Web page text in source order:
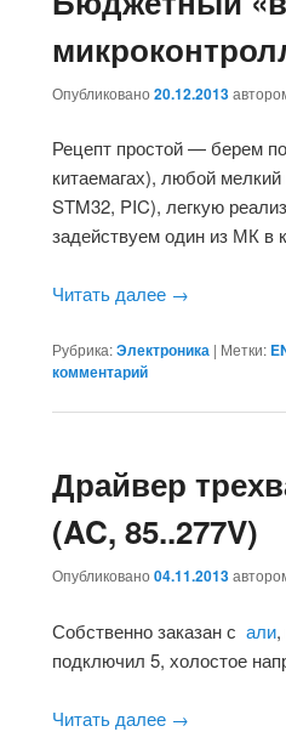
Опубликовано 20.12.2013
Рецепт простой — берем
китаемагах), любой
STM32, PIC), легкую
задействуем один из МК
Читать далее →
Рубрика:Электроника | Метки:
комментарий
Драйвер
(AC, 85..277V)
Опубликовано 04.11.2013
Собственно заказан с али
подключил 5, холостое
Читать далее →